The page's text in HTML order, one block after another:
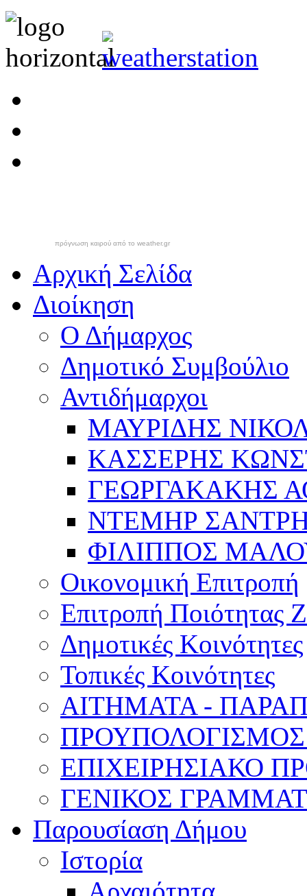
πρόγνωση καιρού από το weather.gr
Αρχική Σελίδα
Διοίκηση
Ο Δήμαρχος
Δημοτικό Συμβούλιο
Αντιδήμαρχοι
ΜΑΥΡΙΔΗΣ
ΚΑΣΣΕΡΗΣ
ΓΕΩΡΓΑΚΑΚΗΣ
ΝΤΕΜΗΡ
ΦΙΛΙΠΠΟΣ
Οικονομική Επιτροπή
Επιτροπή Ποιότητας
Δημοτικές Κοινότητες
Τοπικές Κοινότητες
ΑΙΤΗΜΑΤΑ -
ΕΠΙΧΕΙΡΗΣΙΑΚΟ
ΓΕΝΙΚΟΣ
Παρουσίαση Δήμου
Ιστορία